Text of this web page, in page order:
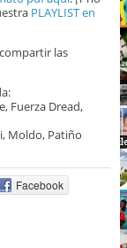
PLAYLIST en
las
Fuerza Dread,
Moldo, Patiño
Facebook